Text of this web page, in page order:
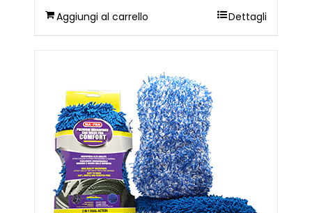
Aggiungi al carrello Dettagli